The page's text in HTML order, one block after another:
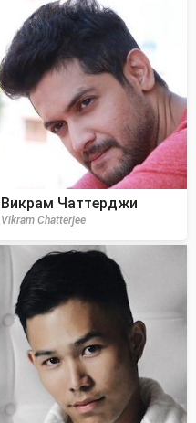
Викрам Чаттерджи
Vikram Chatterjee